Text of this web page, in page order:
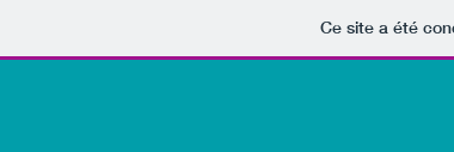
Ce site a été